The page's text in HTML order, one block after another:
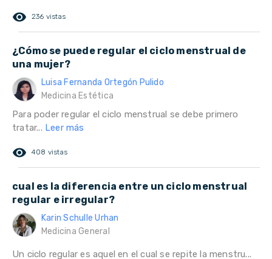
remove_red_eye 236 vistas
¿Cómo se puede regular el ciclo menstrual de
una mujer?
Luisa Fernanda Ortegón Pulido
Medicina Estética
Para poder regular el ciclo menstrual se debe primero
tratar... Leer más
remove_red_eye 408 vistas
cual es la diferencia entre un ciclo menstrual
regular e irregular?
Karin Schulle Urhan
Medicina General
Un ciclo regular es aquel en el cual se repite la menstru...